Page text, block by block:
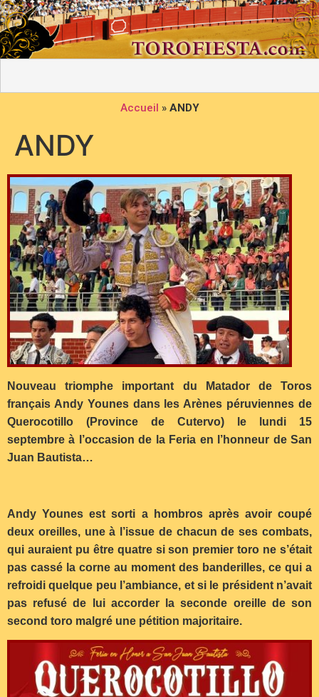
Accueil » ANDY
ANDY
Nouveau triomphe important du Matador de Toros
français Andy Younes dans les Arènes péruviennes de
Querocotillo (Province de Cutervo) le lundi 15
septembre à l’occasion de la Feria en l’honneur de San
Juan Bautista…
Andy Younes est sorti a hombros après avoir coupé
deux oreilles, une à l’issue de chacun de ses combats,
qui auraient pu être quatre si son premier toro ne s’était
pas cassé la corne au moment des banderilles, ce qui a
refroidi quelque peu l’ambiance, et si le président n’avait
pas refusé de lui accorder la seconde oreille de son
second toro malgré une pétition majoritaire.